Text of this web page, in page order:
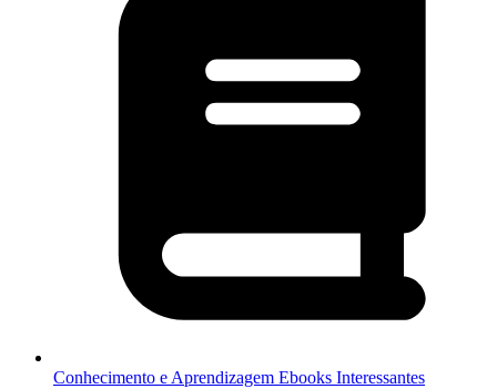
Conhecimento e Aprendizagem Ebooks Interessantes